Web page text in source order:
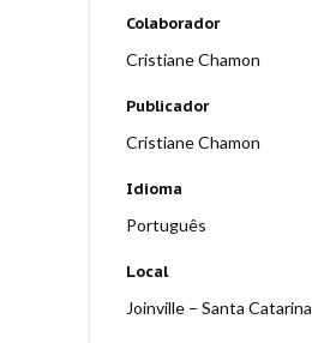
Colaborador
Cristiane Chamon
Publicador
Cristiane Chamon
Idioma
Português
Local
Joinville – Santa Catarina